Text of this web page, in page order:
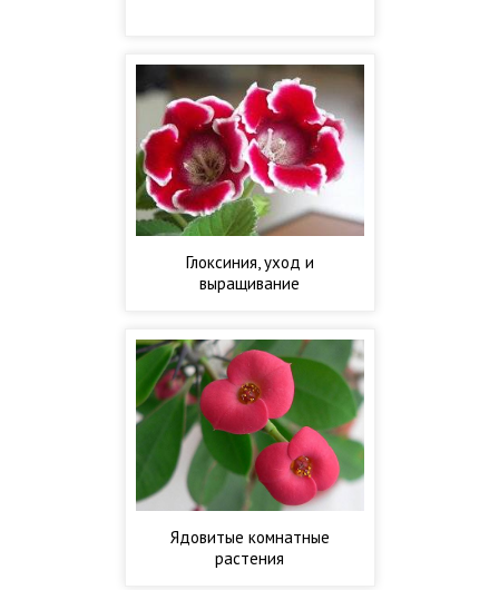
Глоксиния, уход и
выращивание
Ядовитые комнатные
растения